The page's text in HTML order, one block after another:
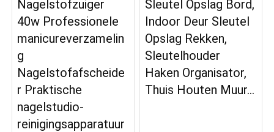
Nagelstofzuiger
40w Professionele
manicureverzamelin
g
Nagelstofafscheide
r Praktische
nagelstudio-
reinigingsapparatuur
Sleutel Opslag Bord,
Indoor Deur Sleutel
Opslag Rekken,
Sleutelhouder
Haken Organisator,
Thuis Houten Muur…